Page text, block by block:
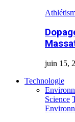
juin 15,
Technologie
Science